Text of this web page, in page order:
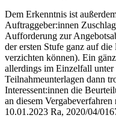
Dem Erkenntnis ist
Auftraggeber:innen
Aufforderung zur
der ersten Stufe ganz auf
verzichten können). Ein
allerdings im Einzelfall
Teilnahmeunterlagen dann
Interessent:innen die
an diesem
10.01.2023 Ra, 2020/04/